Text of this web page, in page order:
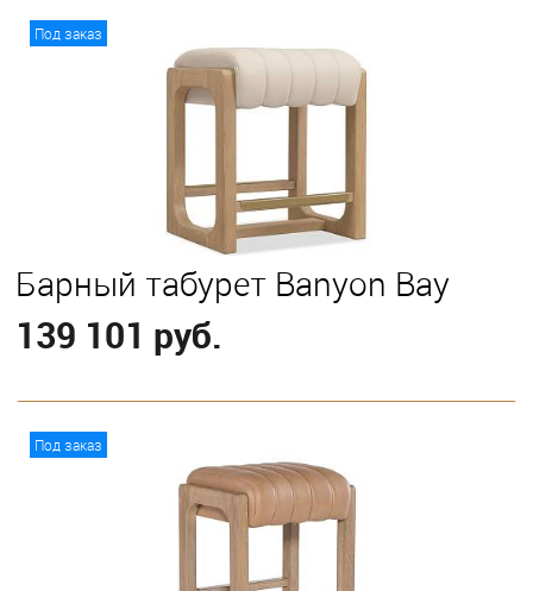
Под заказ
Барный табурет Banyon Bay
139 101 руб.
Под заказ